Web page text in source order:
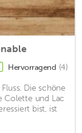
Hervorragend (4)
Die schöne
Colette und Lac
bist, ist